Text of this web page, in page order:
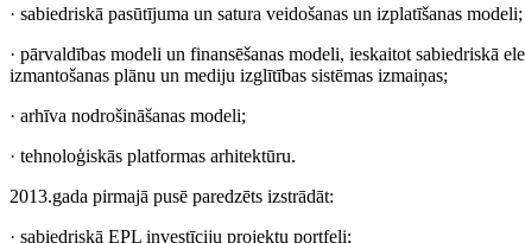
· sabiedriskā pasūtījuma un satura veidošanas un izplatīšanas modeli;
· pārvaldības modeli un finansēšanas modeli, ieskaitot sabiedriskā
izmantošanas plānu un mediju izglītības sistēmas izmaiņas;
· arhīva nodrošināšanas modeli;
· tehnoloģiskās platformas arhitektūru.
2013.gada pirmajā pusē paredzēts izstrādāt:
· sabiedriskā EPL investīciju projektu portfeli;